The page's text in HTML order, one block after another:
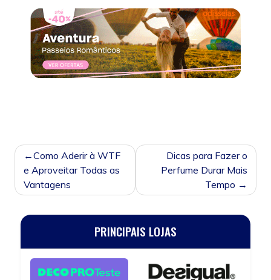
NAVEGAÇÃO
DE
POST
Como Aderir à WTF
e Aproveitar Todas as
Vantagens
Dicas para Fazer o
Perfume Durar Mais
Tempo
PRINCIPAIS LOJAS